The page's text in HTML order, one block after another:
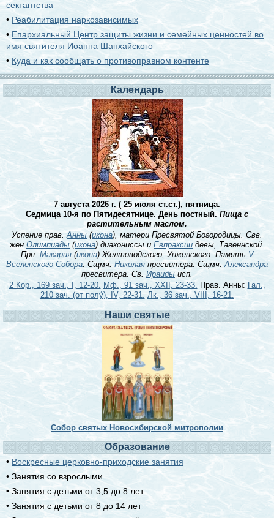
сектантства
• Реабилитация наркозависимых
• Епархиальный Центр защиты жизни и семейных ценностей во
имя святителя Иоанна Шанхайского
• Куда и как сообщать о противоправном контенте
Календарь
7 августа 2026 г. ( 25 июля ст.ст.), пятница.
Седмица 10-я по Пятидесятнице. День постный. Пища с
растительным маслом.
Успение прав.Анны (икона), матери Пресвятой Богородицы. Свв.
жен Олимпиады (икона) диакониссы и Евпраксии девы, Тавеннской.
Прп.Макария(икона) Желтоводского, Унженского. Память V
Вселенского Собора. Сщмч. Николая пресвитера. Сщмч.Александра
пресвитера. Св. Ираидыисп.
2 Кор., 169 зач., I, 12-20. Мф., 91 зач., XXII, 23-33. Прав. Анны: Гал.,
210 зач. (от полу́), IV, 22-31. Лк., 36 зач., VIII, 16-21.
Наши святые
Собор святых Новосибирской митрополии
Образование
• Воскресные церковно-приходские занятия
• Занятия со взрослыми
• Занятия с детьми от 3,5 до 8 лет
• Занятия с детьми от 8 до 14 лет